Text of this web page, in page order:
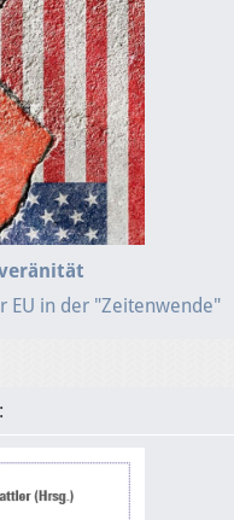
EU in der "Zeitenwende"